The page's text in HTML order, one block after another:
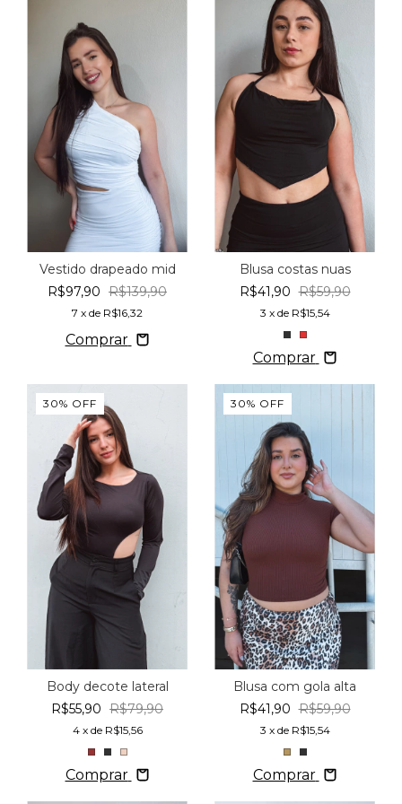
Vestido drapeado mid
R$97,90 R$139,90
7 x de R$16,32
Comprar
Blusa costas nuas
R$41,90 R$59,90
3 x de R$15,54
Comprar
30% OFF
Body decote lateral
R$55,90 R$79,90
4 x de R$15,56
Comprar
30% OFF
Blusa com gola alta
R$41,90 R$59,90
3 x de R$15,54
Comprar